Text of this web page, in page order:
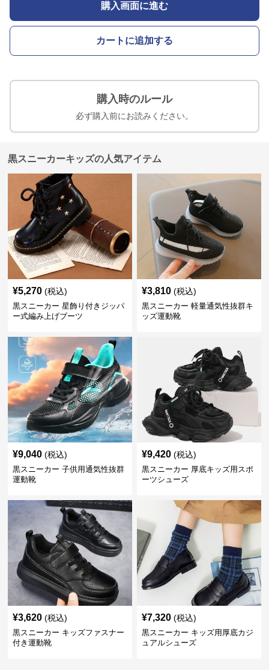
購入画面に進む
カートに追加する
購入時のルール
必ず購入前にお読みください。
黒スニーカーキッズの人気アイテム
¥5,270 (税込)
黒スニーカー 星飾り付きジッパ
ー式編み上げブーツ
¥3,810 (税込)
黒スニーカー 軽量通気性抜群キ
ッズ運動靴
¥9,040 (税込)
黒スニーカー 子供用通気性抜群
運動靴
¥9,420 (税込)
黒スニーカー 厚底キッズ用スポ
ーツシューズ
¥3,620 (税込)
黒スニーカー キッズファスナー
付き運動靴
¥7,320 (税込)
黒スニーカー キッズ用厚底カジ
ュアルシューズ